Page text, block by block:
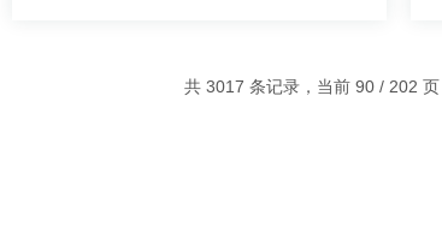
共 3017 条记录，当前 90 / 202 页